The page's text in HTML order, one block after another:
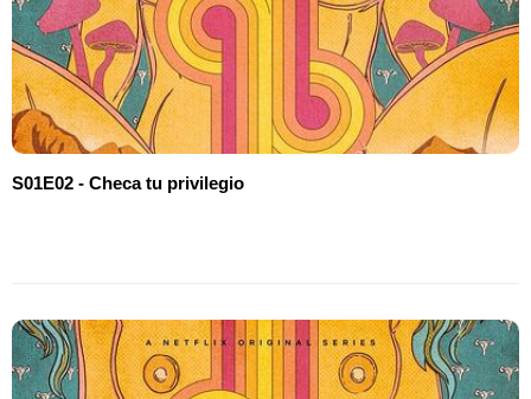
S01E02 - Checa tu privilegio